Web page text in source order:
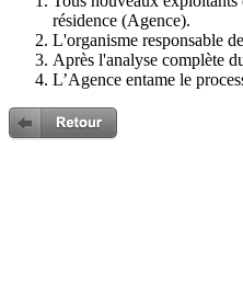
résidence (Agence).
L'organisme responsable
Après l'analyse complète
L’Agence entame le